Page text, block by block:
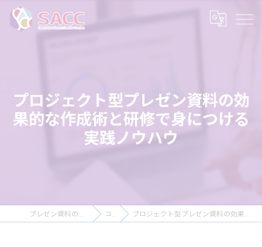
プロジェクト型プレゼン資料の効
果的な作成術と研修で身につける
実践ノウハウ
プレゼン資料の作成ならSACC株式会社 コラム プロジェクト型プレゼン資料の効果的な作成術と研修で身につける実践ノウハウ